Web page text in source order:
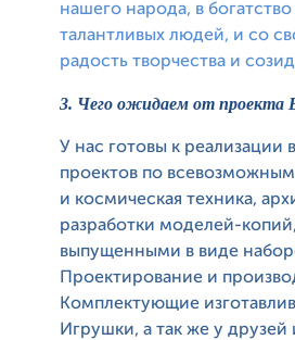
нашего народа, в
талантливых людей, и со
радость творчества и
3. Чего ожидаем от проекта
У нас готовы к реализации
проектов по
и космическая техника,
разработки моделей-
выпущенными в виде
Проектирование и
Комплектующие
Игрушки, а так же у